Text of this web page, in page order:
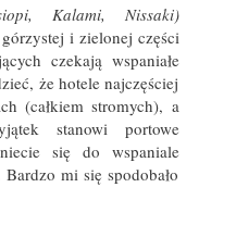
Kalami, Nissaki)
i zielonej części
czekają wspaniałe
że hotele najczęściej
(całkiem stromych), a
stanowi portowe
się do wspaniale
mi się spodobało